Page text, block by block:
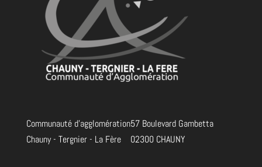
Communauté d'agglomération
Chauny - Tergnier - La Fère
57 Boulevard Gambetta
02300 CHAUNY